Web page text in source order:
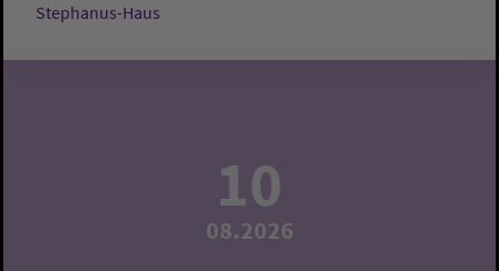
Stephanus-Haus
10
08.2026